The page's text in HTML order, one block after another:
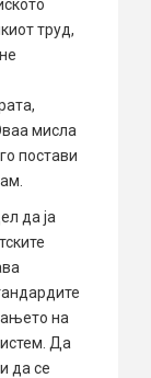
труд,
мисла
постави
да ја
на
Да
да се